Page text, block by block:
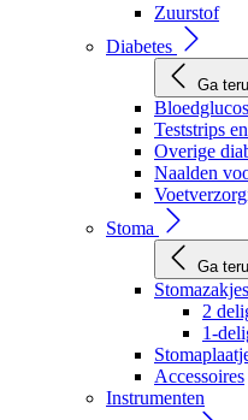
Zuurstof
Diabetes
Ga
Teststrips
Overige
Naalden
Stoma
Ga
Stomazakjes
2
1-
Accessoires
Instrumenten